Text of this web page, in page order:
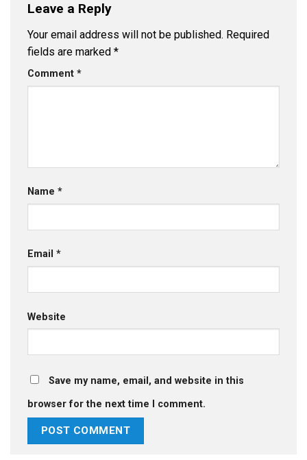
Leave a Reply
Your email address will not be published. Required
fields are marked *
Comment *
Name *
Email *
Website
Save my name, email, and website in this
browser for the next time I comment.